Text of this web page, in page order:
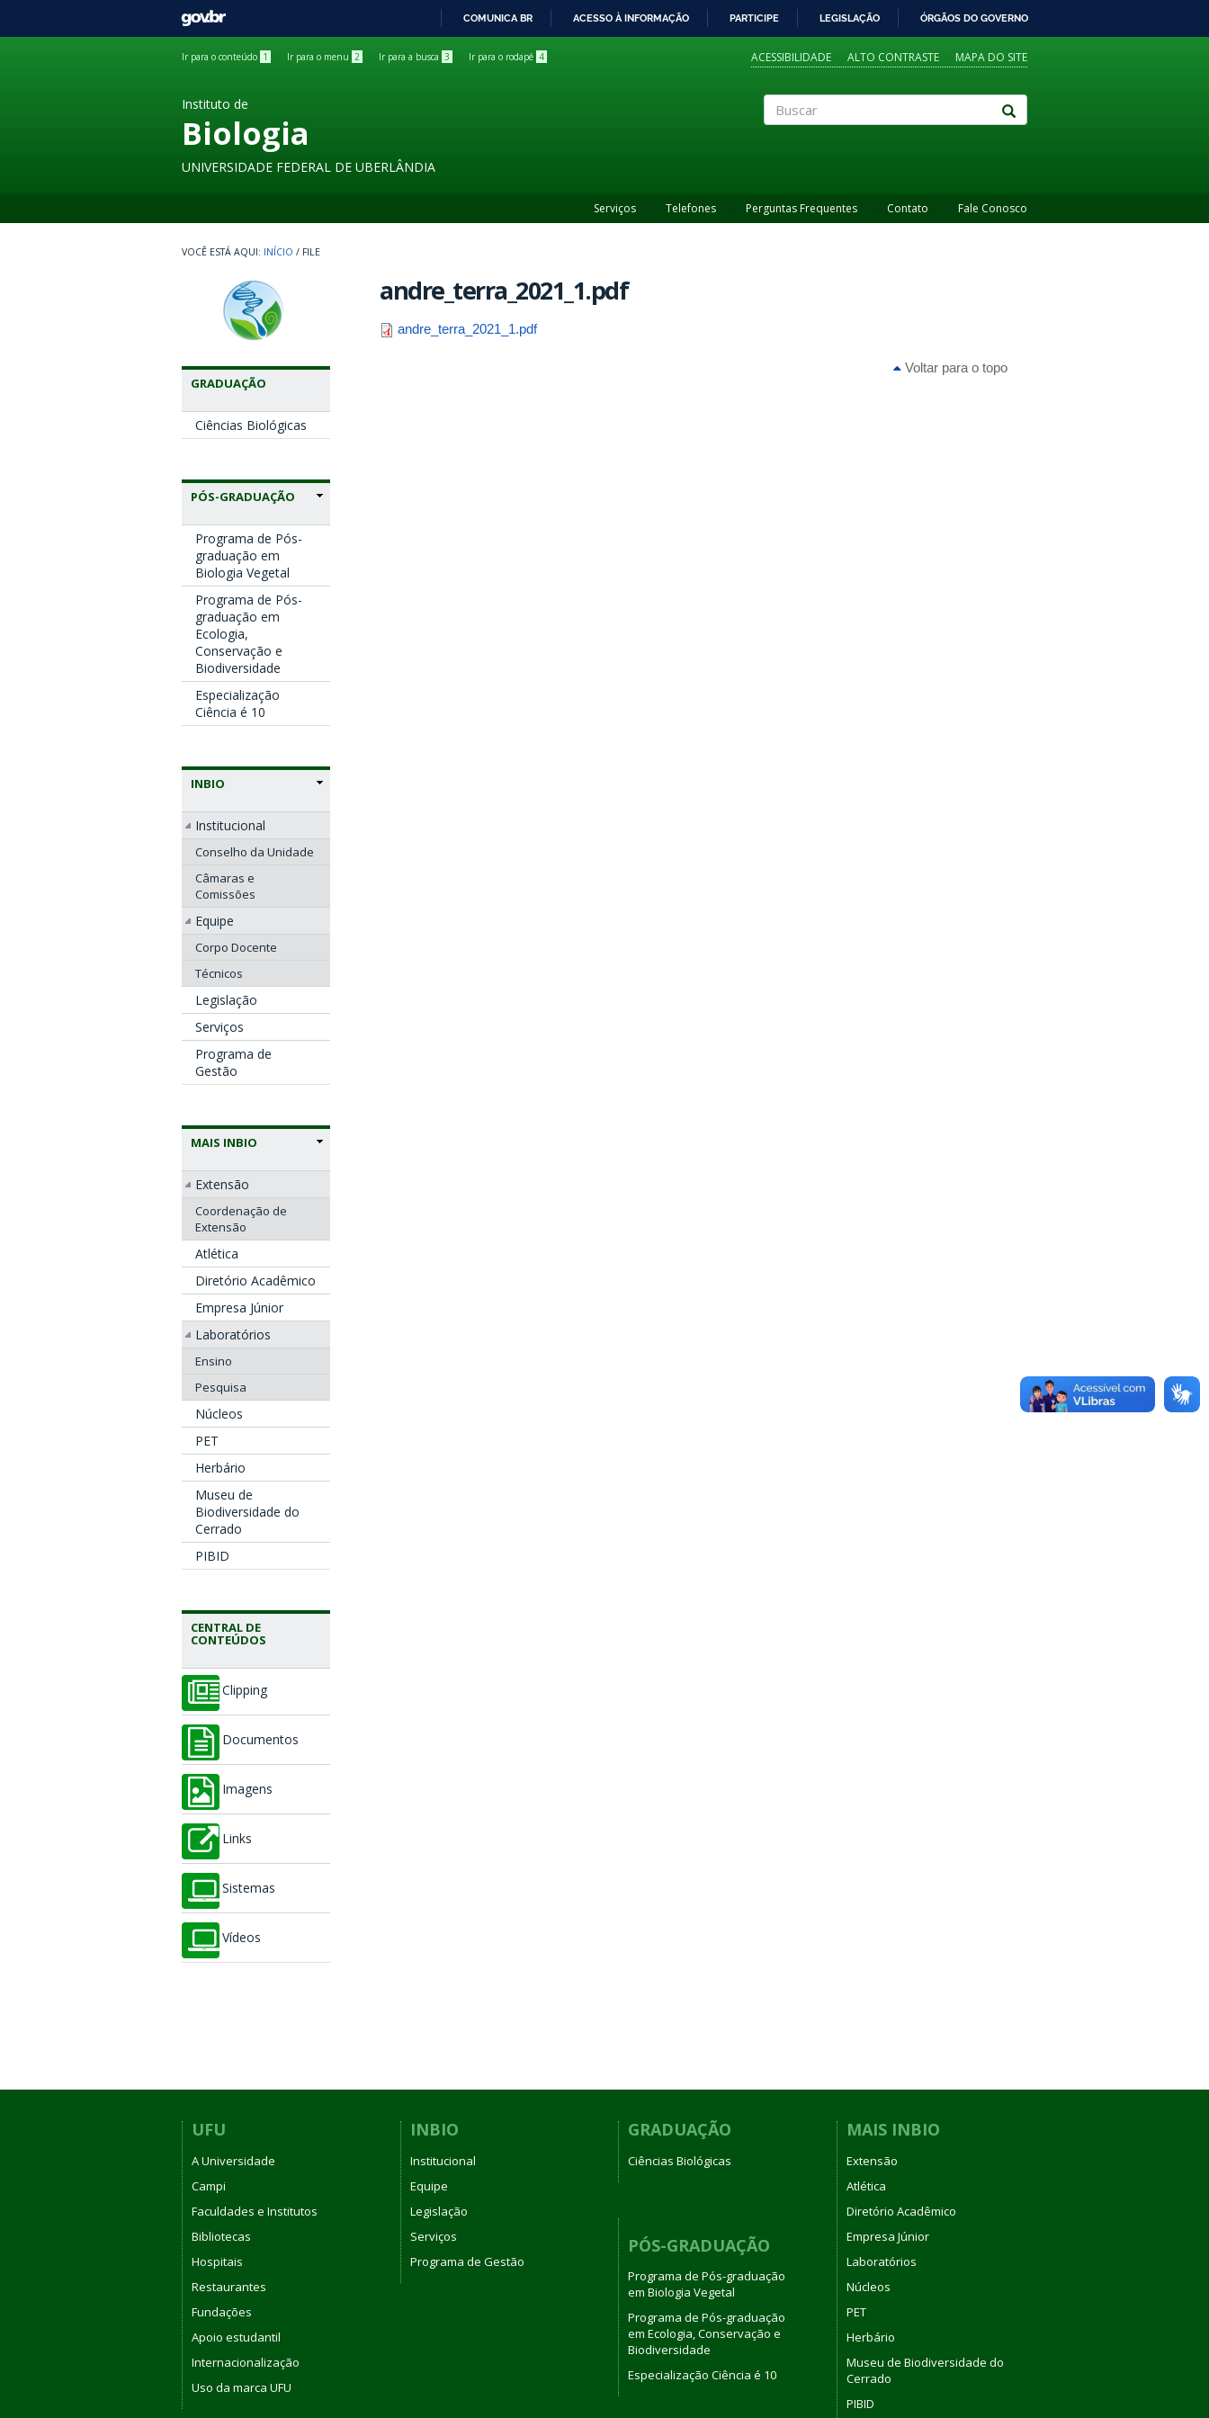
GOVBR
COMUNICA BR ACESSO À INFORMAÇÃO PARTICIPE LEGISLAÇÃO ÓRGÃOS DO GOVERNO
Ir para o conteúdo 1 Ir para o menu 2 Ir para a busca 3 Ir para o rodapé 4 ACESSIBILIDADE ALTO CONTRASTE MAPA DO SITE
Instituto de
Biologia
UNIVERSIDADE FEDERAL DE UBERLÂNDIA
Serviços Telefones Perguntas Frequentes Contato Fale Conosco
INÍCIO / FILE
GRADUAÇÃO
Ciências Biológicas
PÓS-GRADUAÇÃO
Programa de Pós-
graduação em
Biologia Vegetal
Programa de Pós-
graduação em
Ecologia,
Conservação e
Biodiversidade
Especialização
Ciência é 10
INBIO
Institucional
Conselho da Unidade
Câmaras e
Comissões
Equipe
Corpo Docente
Técnicos
Legislação
Serviços
Programa de
Gestão
MAIS INBIO
Extensão
Coordenação de
Extensão
Atlética
Diretório Acadêmico
Empresa Júnior
Laboratórios
Ensino
Pesquisa
Núcleos
PET
Herbário
Museu de
Biodiversidade do
Cerrado
PIBID
CENTRAL DE
CONTEÚDOS
Clipping
Documentos
Imagens
Links
Sistemas
Vídeos
andre_terra_2021_1.pdf
andre_terra_2021_1.pdf
Voltar para o topo
UFU
A Universidade
Campi
Faculdades e Institutos
Bibliotecas
Hospitais
Restaurantes
Fundações
Apoio estudantil
Internacionalização
Uso da marca UFU
INBIO
Institucional
Equipe
Legislação
Serviços
Programa de Gestão
GRADUAÇÃO
Ciências Biológicas
PÓS-GRADUAÇÃO
Programa de Pós-graduação
em Biologia Vegetal
Programa de Pós-graduação
em Ecologia, Conservação e
Biodiversidade
Especialização Ciência é 10
MAIS INBIO
Extensão
Atlética
Diretório Acadêmico
Empresa Júnior
Laboratórios
Núcleos
PET
Herbário
Museu de Biodiversidade do
Cerrado
PIBID